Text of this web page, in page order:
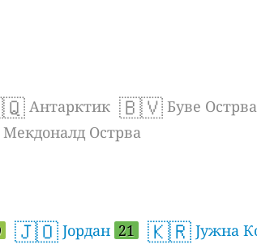
Антарктик 🇧🇻 Буве Острва
Острва
🇯🇴 Јордан 21 🇰🇷 Јужна